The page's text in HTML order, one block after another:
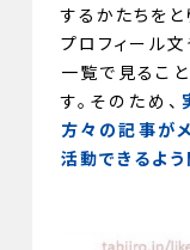
するかたちをと
プロフィール
一覧で見るこ
す。そのため、
方々の記事が
活動できるよ